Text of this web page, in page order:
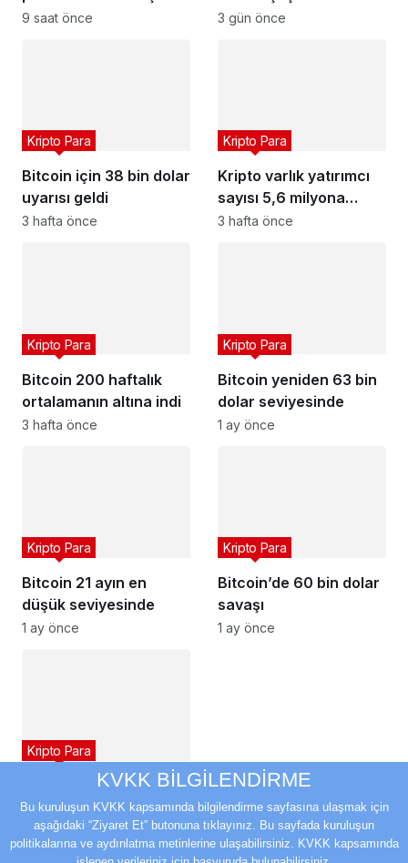
engeli
9 saat önce 3 gün önce
Bitcoin için 38 bin dolar
uyarısı geldi
Kripto Para
3 hafta önce
Kripto varlık yatırımcı
sayısı 5,6 milyona
ulaştı
Kripto Para
3 hafta önce
Bitcoin 200 haftalık
ortalamanın altına indi
Kripto Para
3 hafta önce
Bitcoin yeniden 63 bin
dolar seviyesinde
Kripto Para
1 ay önce
Bitcoin 21 ayın en
düşük seviyesinde
Kripto Para
1 ay önce
Bitcoin’de 60 bin dolar
savaşı
Kripto Para
1 ay önce
Kripto piyasasında sert
satışlar sürdü
Kripto Para
1 ay önce
KVKK BİLGİLENDİRME
Bu kuruluşun KVKK kapsamında bilgilendirme sayfasına ulaşmak için
aşağıdaki “Ziyaret Et” butonuna tıklayınız. Bu sayfada kuruluşun
politikalarına ve aydınlatma metinlerine ulaşabilirsiniz. KVKK kapsamında